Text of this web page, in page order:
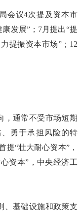
会议4次提及资本市
发展”；7月提出“提
提振资本市场”；12
通常不受市场短期
勇于承担风险的特
提“壮大耐心资本”，
资本”，中央经济工
基础设施和政策支